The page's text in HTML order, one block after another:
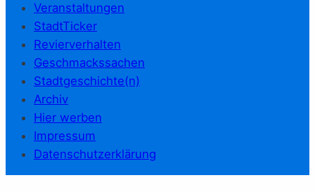
Veranstaltungen
StadtTicker
Revierverhalten
Geschmackssachen
Stadtgeschichte(n)
Archiv
Hier werben
Impressum
Datenschutzerklärung